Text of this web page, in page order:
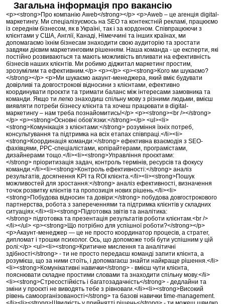
Загальна інформація про вакансію
<p><strong>Про компанію Aweb</strong></p> <p>Aweb – це агенція digital-
маркетингу. Ми спеціалізуємось на SEO та контекстній рекламі, працюємо
із середнім бізнесом, як в Україні, так і за кордоном. Співпрацюючи з
клієнтами у США, Англії, Канаді, Німеччині та інших країнах, ми
допомагаємо їхнім бізнесам знаходити свою аудиторію та зростати
завдяки дієвим маркетинговим рішенням. Наша команда - це експерти, які
постійно розвиваються та мають можливість впливати на ефективність
бізнесів наших клієнтів. Ми робимо діджитал маркетинг простим,
зрозумілим та ефективним.</p> <p></p> <p><strong>Кого ми шукаємо?
</strong></p> <p>Ми шукаємо акаунт-менеджера, який вміє будувати
довірливі та довгострокові відносини з клієнтами, ефективно
координувати проєкти та тримати баланс між інтересами замовника та
команди. Якщо ти легко знаходиш спільну мову з різними людьми, вмієш
виявляти потреби бізнесу клієнта та хочеш працювати в digital-
маркетингу – нам треба познайомитись!</p> <p><strong><br /></strong>
</p> <p><strong>Основні обов’язки:</strong></p> <ul><li>
<strong>Комунікація з клієнтами:</strong> розуміння їхніх потреб,
консультування та підтримка на всіх етапах співпраці.</li><li>
<strong>Координація команди:</strong> ефективна взаємодія з SEO-
фахівцями, PPC-спеціалістами, копірайтерами, програмістами,
дизайнерами тощо.</li><li><strong>Управління проєктами:
</strong> пріоритизація задач, контроль термінів, ресурсів та фокусу
команди.</li><li><strong>Контроль ефективності:</strong> аналіз
результатів, досягнення KPI та ROI клієнта.</li><li><strong>Пошук
можливостей для зростання:</strong> аналіз ефективності, визначення
точок розвитку клієнтів та пропозиція нових рішень.</li><li>
<strong>Побудова відносин та довіри:</strong> побудова довгострокового
партнерства, робота з запереченнями та підтримка клієнтів у складних
ситуаціях.</li><li><strong>Підготовка звітів та аналітика:
</strong> підготовка та презентація результатів роботи клієнтам.<br />
</li></ul> <p><strong>Що потрібно для успішної роботи?</strong></p>
<p>Акаунт-менеджер — це не просто координатор процесів, а стратег,
дипломат і трошки психолог. Ось, що допоможе тобі бути успішним у цій
ролі:</p> <ul><li><strong>Критичне мислення та аналітичні
здібності</strong> - ти не просто передаєш команді запити клієнта, а
розумієш, що за ними стоїть, і допомагаєш знайти найкраще рішення.</li>
<li><strong>Комунікативні навички</strong> - вмієш чути клієнта,
пояснювати складне простими словами та знаходити спільну мову.</li>
<li><strong>Стресостійкість і багатозадачність</strong> - дедлайни та
зміни у проєкті не виводять тебе з рівноваги.</li><li><strong>Високий
рівень самоорганізованості</strong> та базові навички time-management.